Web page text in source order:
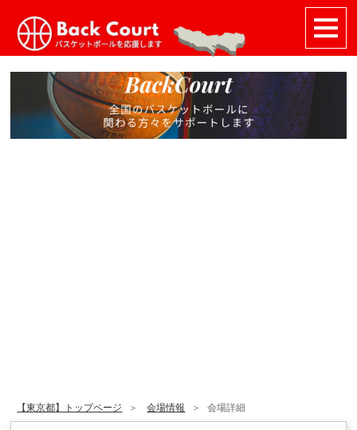
【東京都】トップページ 会場情報 会場詳細